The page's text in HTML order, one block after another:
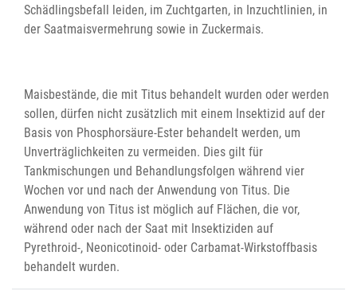
Schädlingsbefall leiden, im Zuchtgarten, in Inzuchtlinien, in
der Saatmaisvermehrung sowie in Zuckermais.
Maisbestände, die mit Titus behandelt wurden oder werden
sollen, dürfen nicht zusätzlich mit einem Insektizid auf der
Basis von Phosphorsäure-Ester behandelt werden, um
Unverträglichkeiten zu vermeiden. Dies gilt für
Tankmischungen und Behandlungsfolgen während vier
Wochen vor und nach der Anwendung von Titus. Die
Anwendung von Titus ist möglich auf Flächen, die vor,
während oder nach der Saat mit Insektiziden auf
Pyrethroid-, Neonicotinoid- oder Carbamat-Wirkstoffbasis
behandelt wurden.